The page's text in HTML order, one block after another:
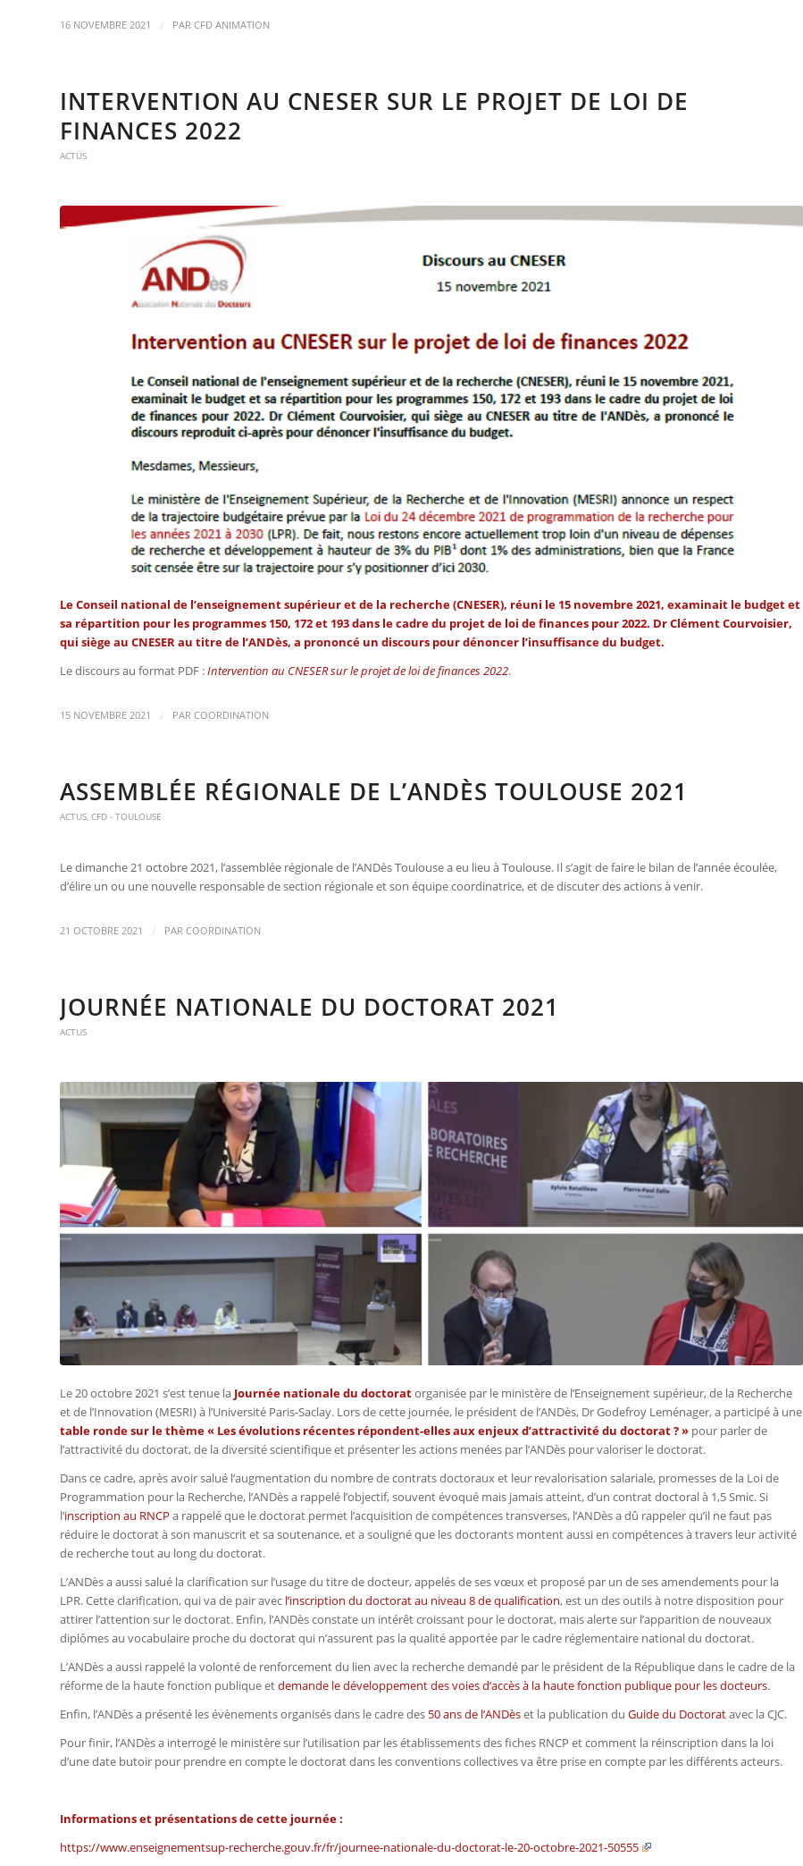
16 NOVEMBRE 2021 / PAR CFD ANIMATION
INTERVENTION AU CNESER SUR LE PROJET DE LOI DE
FINANCES 2022
ACTUS
Le Conseil national de l’enseignement supérieur et de la recherche (CNESER), réuni le 15 novembre 2021, examinait le budget et
sa répartition pour les programmes 150, 172 et 193 dans le cadre du projet de loi de finances pour 2022. Dr Clément Courvoisier,
qui siège au CNESER au titre de l’ANDès, a prononcé un discours pour dénoncer l’insuffisance du budget.
Le discours au format PDF :Intervention au CNESER sur le projet de loi de finances 2022.
15 NOVEMBRE 2021 / PAR COORDINATION
ASSEMBLÉE RÉGIONALE DE L’ANDÈS TOULOUSE 2021
ACTUS, CFD - TOULOUSE
Ledimanche 21 octobre 2021, l’assemblée régionale de l’ANDès Toulouse a eu lieu à Toulouse. Il s’agit de faire le bilan de l’année écoulée,
d’élire un ou une nouvelle responsable de section régionale et son équipe coordinatrice, et de discuter des actions à venir.
21 OCTOBRE 2021 / PAR COORDINATION
JOURNÉE NATIONALE DU DOCTORAT 2021
ACTUS
Le 20 octobre 2021 s’est tenue la Journée nationale du doctoratorganisée par le ministère de l’Enseignement supérieur, de la Recherche
et de l’Innovation (MESRI) à l’Université Paris-Saclay. Lors de cette journée, le président de l’ANDès, Dr Godefroy Leménager, a participé à une
table ronde sur le thème « Les évolutions récentes répondent-elles aux enjeux d’attractivité du doctorat ? » pour parler de
l’attractivité du doctorat, de la diversité scientifique et présenter les actions menées par l’ANDès pour valoriser le doctorat.
Dans ce cadre, après avoir salué l’augmentation du nombre de contrats doctoraux et leur revalorisation salariale, promesses de la Loi de
Programmation pour la Recherche, l’ANDès a rappelé l’objectif, souvent évoqué mais jamais atteint, d’un contrat doctoral à 1,5 Smic. Si
l’inscription au RNCP a rappelé que le doctorat permet l’acquisition de compétences transverses, l’ANDès a dû rappeler qu’il ne faut pas
réduire le doctorat à son manuscrit et sa soutenance, et a souligné que les doctorants montent aussi en compétences à travers leur activité
de recherche tout au long du doctorat.
L’ANDès a aussi salué la clarification sur l’usage du titre de docteur, appelés de ses vœux et proposé par un de ses amendements pour la
LPR. Cette clarification, qui va de pair avec l’inscription du doctoratau niveau 8 de qualification, est un des outils à notre disposition pour
attirer l’attention sur le doctorat. Enfin, l’ANDès constate un intérêt croissant pour le doctorat, mais alerte sur l’apparition de nouveaux
diplômes au vocabulaire proche du doctorat qui n’assurent pas la qualité apportée par le cadre réglementaire national du doctorat.
L’ANDès a aussi rappelé la volonté de renforcement du lien avec la recherche demandé par le président de la République dans le cadre de la
réforme de la haute fonction publique etdemande le développement des voies d’accès à la haute fonction publique pour les docteurs.
Enfin, l’ANDès a présenté les évènements organisés dans le cadre des 50 ans de l’ANDèset la publication du Guide du Doctoratavec la CJC.
Pour finir, l’ANDès a interrogé le ministère sur l’utilisation par les établissements des fiches RNCP et comment la réinscription dans la loi
d’une date butoir pour prendre en compte le doctorat dans les conventions collectives va être prise en compte par les différents acteurs.
Informations et présentations de cette journée :
https://www.enseignementsup-recherche.gouv.fr/fr/journee-nationale-du-doctorat-le-20-octobre-2021-50555